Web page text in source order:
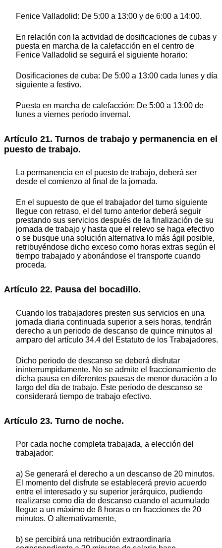
Fenice Valladolid: De 5:00 a 13:00 y de 6:00 a 14:00.
En relación con la actividad de dosificaciones de cubas y
puesta en marcha de la calefacción en el centro de
Fenice Valladolid se seguirá el siguiente horario:
Dosificaciones de cuba: De 5:00 a 13:00 cada lunes y día
siguiente a festivo.
Puesta en marcha de calefacción: De 5:00 a 13:00 de
lunes a viernes período invernal.
Artículo 21. Turnos de trabajo y permanencia en el
puesto de trabajo.
La permanencia en el puesto de trabajo, deberá ser
desde el comienzo al final de la jornada.
En el supuesto de que el trabajador del turno siguiente
llegue con retraso, el del turno anterior deberá seguir
prestando sus servicios después de la finalización de su
jornada de trabajo y hasta que el relevo se haga efectivo
o se busque una solución alternativa lo más ágil posible,
retribuyéndose dicho exceso como horas extras según el
tiempo trabajado y abonándose el transporte cuando
proceda.
Artículo 22. Pausa del bocadillo.
Cuando los trabajadores presten sus servicios en una
jornada diaria continuada superior a seis horas, tendrán
derecho a un periodo de descanso de quince minutos al
amparo del artículo 34.4 del Estatuto de los Trabajadores.
Dicho periodo de descanso se deberá disfrutar
ininterrumpidamente. No se admite el fraccionamiento de
dicha pausa en diferentes pausas de menor duración a lo
largo del día de trabajo. Este período de descanso se
considerará tiempo de trabajo efectivo.
Artículo 23. Turno de noche.
Por cada noche completa trabajada, a elección del
trabajador:
a) Se generará el derecho a un descanso de 20 minutos.
El momento del disfrute se establecerá previo acuerdo
entre el interesado y su superior jerárquico, pudiendo
realizarse como día de descanso cuando el acumulado
llegue a un máximo de 8 horas o en fracciones de 20
minutos. O alternativamente,
b) se percibirá una retribución extraordinaria